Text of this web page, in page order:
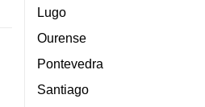
Lugo
Ourense
Pontevedra
Santiago